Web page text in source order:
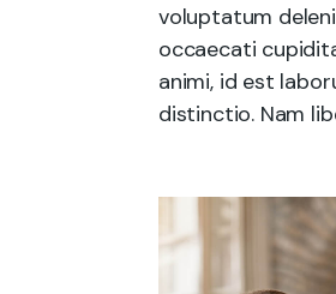
voluptatum
occaecati
animi, id est
distinctio. Nam